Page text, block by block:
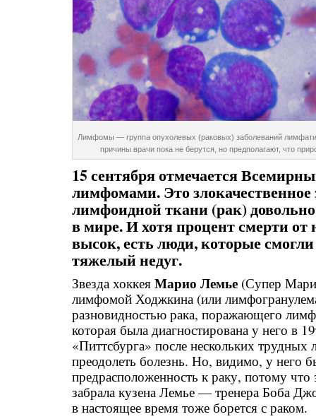
Лимфомы — группа опухолевых (раковых) заболеваний
причины врачи пока не берутся, но предполагают, что
15 сентября отмечается
лимфомами. Это злокачественное
лимфоидной ткани (рак)
в мире. И хотя процент смерти от
высок, есть люди, которые
тяжелый недуг.
Звезда хоккея Марио Лемье (Супер
лимфомой Ходжкина (или
разновидностью рака, поражающего
которая была диагностирована у него в
«Питтсбурга» после нескольких трудных
преодолеть болезнь. Но, видимо, у него
предрасположенность к раку, потому что
забрала кузена Лемье — тренера Боба
в настоящее время тоже борется с раком.